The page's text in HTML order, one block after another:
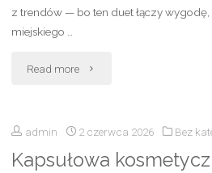
i
z trendów — bo ten duet łączy
miejskiego …
Read more "Stylizacje
białych
sneakersów
admin 2 czerwca 2026 Bez
Kapsułowa